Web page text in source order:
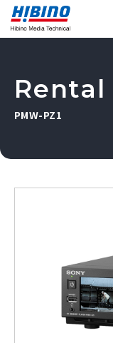
Rental
PMW-PZ1